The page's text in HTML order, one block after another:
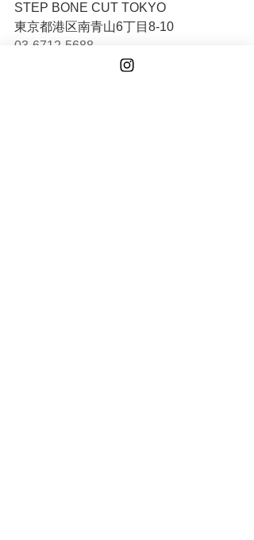
STEP BONE CUT TOKYO
東京都港区南青山6丁目8-10
03-6712-5688